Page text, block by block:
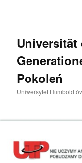
Universität
Pokoleń
Uniwersytet